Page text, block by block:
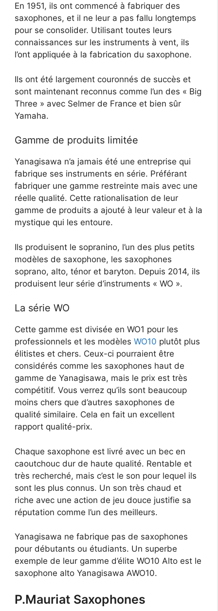
En 1951, ils ont commencé à fabriquer des
saxophones, et il ne leur a pas fallu longtemps
pour se consolider. Utilisant toutes leurs
connaissances sur les instruments à vent, ils
l’ont appliquée à la fabrication du saxophone.
Ils ont été largement couronnés de succès et
sont maintenant reconnus comme l’un des « Big
Three » avec Selmer de France et bien sûr
Yamaha.
Gamme de produits limitée
Yanagisawa n’a jamais été une entreprise qui
fabrique ses instruments en série. Préférant
fabriquer une gamme restreinte mais avec une
réelle qualité. Cette rationalisation de leur
gamme de produits a ajouté à leur valeur et à la
mystique qui les entoure.
Ils produisent le sopranino, l’un des plus petits
modèles de saxophone, les saxophones
soprano, alto, ténor et baryton. Depuis 2014, ils
produisent leur série d’instruments « WO ».
La série WO
Cette gamme est divisée en WO1 pour les
professionnels et les modèles WO10 plutôt plus
élitistes et chers. Ceux-ci pourraient être
considérés comme les saxophones haut de
gamme de Yanagisawa, mais le prix est très
compétitif. Vous verrez qu’ils sont beaucoup
moins chers que d’autres saxophones de
qualité similaire. Cela en fait un excellent
rapport qualité-prix.
Chaque saxophone est livré avec un bec en
caoutchouc dur de haute qualité. Rentable et
très recherché, mais c’est le son pour lequel ils
sont les plus connus. Un son très chaud et
riche avec une action de jeu douce justifie sa
réputation comme l’un des meilleurs.
Yanagisawa ne fabrique pas de saxophones
pour débutants ou étudiants. Un superbe
exemple de leur gamme d’élite WO10 Alto est le
saxophone alto Yanagisawa AWO10.
P.Mauriat Saxophones